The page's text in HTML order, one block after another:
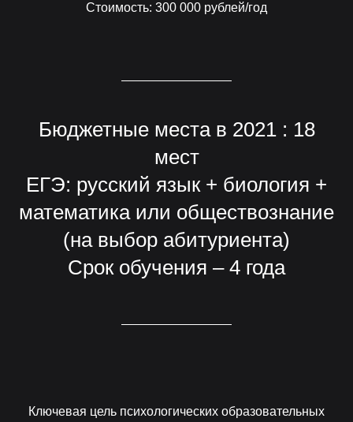
Стоимость: 300 000 рублей/год
Бюджетные места в 2021 : 18
мест
ЕГЭ: русский язык + биология +
математика или обществознание
(на выбор абитуриента)
Срок обучения – 4 года
Ключевая цель психологических образовательных